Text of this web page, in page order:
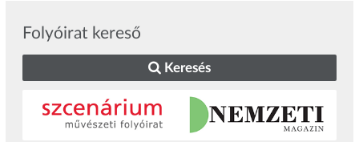
Folyóirat kereső
Keresés